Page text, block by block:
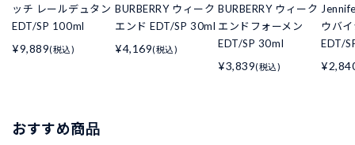
ッチ レールデュタン
EDT/SP 100ml
¥9,889(税込)
BURBERRY ウィーク
エンド EDT/SP 30ml
¥4,169(税込)
BURBERRY ウィーク
エンドフォーメン
EDT/SP 30ml
¥3,839(税込)
ウバ
EDT/
おすすめ商品